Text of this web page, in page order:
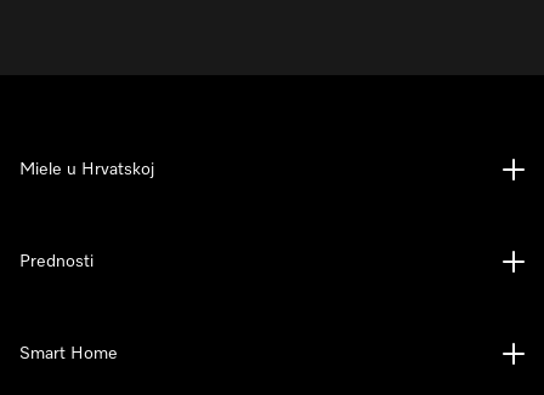
Miele u Hrvatskoj
Prednosti
Smart Home